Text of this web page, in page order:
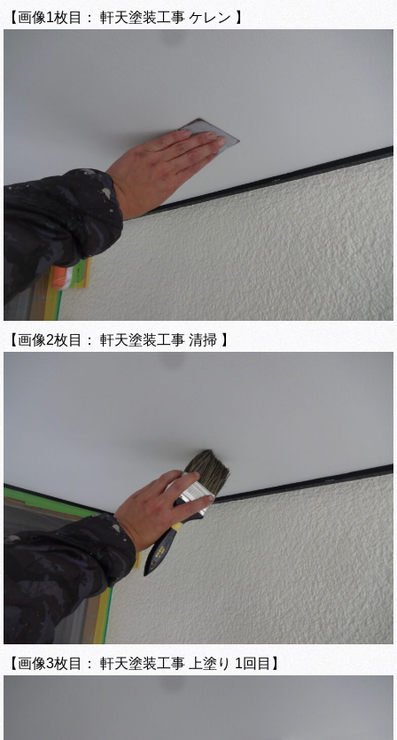
【画像1枚目： 軒天塗装工事 ケレン 】
【画像2枚目： 軒天塗装工事 清掃 】
【画像3枚目： 軒天塗装工事 上塗り 1回目】